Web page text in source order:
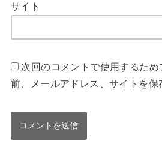
サイト
次回のコメントで使用するた
前、メールアドレス、サイトを保